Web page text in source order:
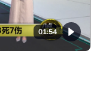
01:54